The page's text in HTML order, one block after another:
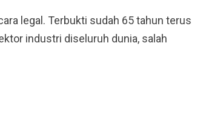
legal. Terbukti sudah 65 tahun terus
industri diseluruh dunia, salah